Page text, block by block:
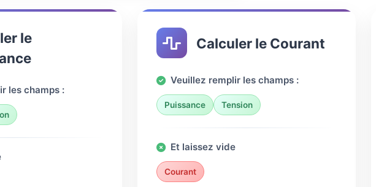
le
les champs :
Calculer le Courant
Veuillez remplir les champs :
Puissance Tension
Et laissez vide
Courant